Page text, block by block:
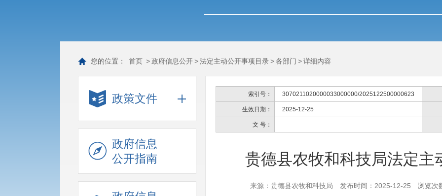
您的位置： 首页 >政府信息公开>法定主动公开事项目录>各部门 >详细内容
政策文件
政府信息
公开指南
索引号： 3070211020000033000000/2025122500000623
生效日期： 2025-12-25
文 号：
贵德县农牧和科技局法定主
来源：贵德县农牧和科技局 发布时间：2025-12-25 浏览次